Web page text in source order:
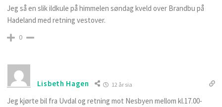
Jeg så en slik ildkule på himmelen søndag kveld over Brandbu på
Hadeland med retning vestover.
0
Lisbeth Hagen 12 år sia
Jeg kjørte bil fra Uvdal og retning mot Nesbyen mellom kl.17.00-